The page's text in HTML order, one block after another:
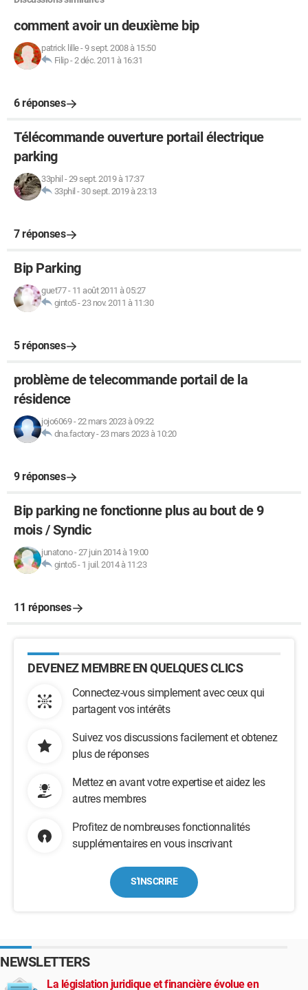
comment avoir un deuxième bip
patrick lille-9 sept. 2008 à 15:50
Filip-2 déc. 2011 à 16:31
6 réponses
Télécommande ouverture portail électrique
parking
33phil -29 sept. 2019 à 17:37
33phil - 30 sept. 2019 à 23:13
7 réponses
Bip Parking
guet77- 11 août 2011 à 05:27
ginto5-23 nov. 2011 à 11:30
5 réponses
problème de telecommande portail de la
résidence
jojo6069-22 mars 2023 à 09:22
dna.factory-23 mars 2023 à 10:20
9 réponses
Bip parking ne fonctionne plus au bout de 9
mois / Syndic
junatono-27 juin 2014 à 19:00
ginto5- 1 juil. 2014 à 11:23
11 réponses
DEVENEZ MEMBRE EN QUELQUES CLICS
Connectez-vous simplement avec ceux qui
partagent vos intérêts
Suivez vos discussions facilement et obtenez
plus de réponses
Mettez en avant votre expertise et aidez les
autres membres
Profitez de nombreuses fonctionnalités
supplémentaires en vous inscrivant
S'INSCRIRE
NEWSLETTERS
La législation juridique et financière évolue en